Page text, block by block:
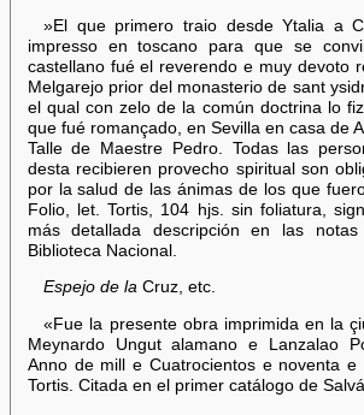
»El que primero traio desde Ytalia a
impresso en toscano para que se
castellano fué el reverendo e muy devoto
Melgarejo prior del monasterio de sant
el qual con zelo de la común doctrina lo
que fué romançado, en Sevilla en casa de
Talle de Maestre Pedro. Todas las
desta recibieren provecho spiritual son
por la salud de las ánimas de los que
Folio, let. Tortis, 104 hjs. sin foliatura,
más detallada descripción en las notas
Biblioteca Nacional.
Espejo de la Cruz, etc.
«Fue la presente obra imprimida en la
Meynardo Ungut alamano e Lanzalao
Anno de mill e Cuatrocientos e noventa e
Tortis. Citada en el primer catálogo de Salvá.